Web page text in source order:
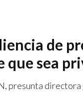
de
que sea
presunta